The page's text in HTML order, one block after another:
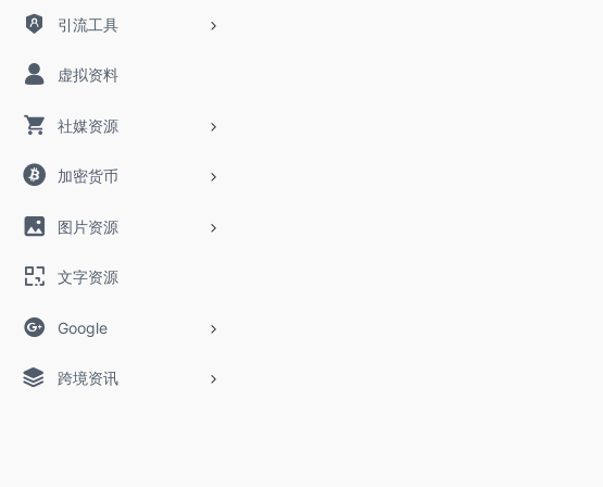
引流工具
虚拟资料
社媒资源
加密货币
图片资源
文字资源
Google
跨境资讯